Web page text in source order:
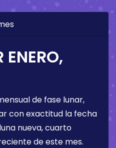
ENERO,
de fase lunar,
con exactitud la fecha
nueva, cuarto
de este mes.